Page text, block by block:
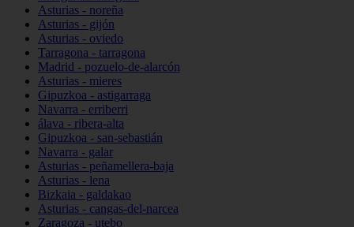
Asturias - noreña
Asturias - gijón
Asturias - oviedo
Tarragona - tarragona
Madrid - pozuelo-de-alarcón
Asturias - mieres
Gipuzkoa - astigarraga
Navarra - erriberri
álava - ribera-alta
Gipuzkoa - san-sebastián
Navarra - galar
Asturias - peñamellera-baja
Asturias - lena
Bizkaia - galdakao
Asturias - cangas-del-narcea
Zaragoza - utebo